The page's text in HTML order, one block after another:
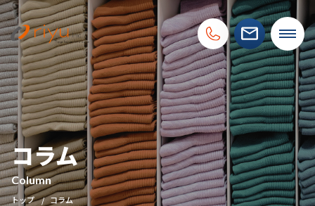
コラム
Column
トップ コラム